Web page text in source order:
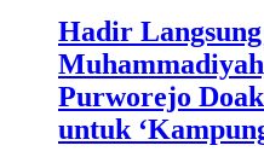
Hadir
Purworejo
untuk